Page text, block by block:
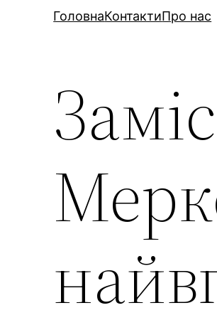
ГоловнаКонтактиПро нас